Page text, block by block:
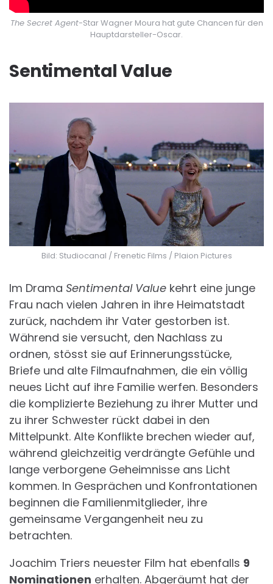
The Secret Agent-Star Wagner Moura hat gute Chancen für den
Hauptdarsteller-Oscar.
Sentimental Value
Bild: Studiocanal / Frenetic Films / Plaion Pictures
Im Drama Sentimental Value kehrt eine junge
Frau nach vielen Jahren in ihre Heimatstadt
zurück, nachdem ihr Vater gestorben ist.
Während sie versucht, den Nachlass zu
ordnen, stösst sie auf Erinnerungsstücke,
Briefe und alte Filmaufnahmen, die ein völlig
neues Licht auf ihre Familie werfen. Besonders
die komplizierte Beziehung zu ihrer Mutter und
zu ihrer Schwester rückt dabei in den
Mittelpunkt. Alte Konflikte brechen wieder auf,
während gleichzeitig verdrängte Gefühle und
lange verborgene Geheimnisse ans Licht
kommen. In Gesprächen und Konfrontationen
beginnen die Familienmitglieder, ihre
gemeinsame Vergangenheit neu zu
betrachten.
Joachim Triers neuester Film hat ebenfalls 9
Nominationen erhalten. Abgeräumt hat der